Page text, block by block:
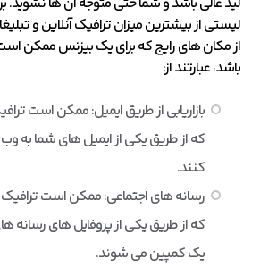
لیستی از بیشترین میزان ترافیک آنلاین و
از مکان های رایج که برای یک بیزنس ممکن
باشد، عبارتند از:
بازاریابی از طریق ایمیل: ممکن است
که از طریق یکی از ایمیل های شما به
کنند.
رسانه های اجتماعی: ممکن است ترافیک
که از طریق یکی از پروفایل های رسانه
یک کمپین می شوند.